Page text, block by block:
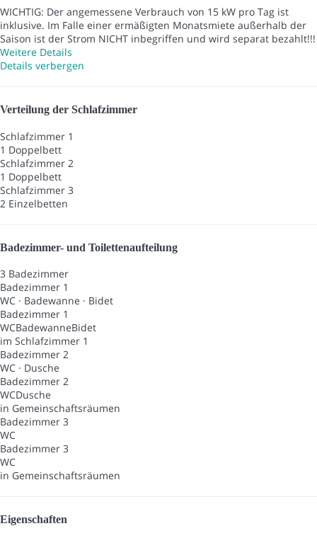
WICHTIG: Der angemessene Verbrauch von 15 kW pro Tag ist
inklusive. Im Falle einer ermäßigten Monatsmiete außerhalb der
Saison ist der Strom NICHT inbegriffen und wird separat bezahlt!!!
Weitere Details
Details verbergen
Verteilung der Schlafzimmer
Schlafzimmer 1
1 Doppelbett
Schlafzimmer 2
1 Doppelbett
Schlafzimmer 3
2 Einzelbetten
Badezimmer- und Toilettenaufteilung
3 Badezimmer
Badezimmer 1
WC · Badewanne · Bidet
Badezimmer 1
WCBadewanneBidet
im Schlafzimmer 1
Badezimmer 2
WC · Dusche
Badezimmer 2
WCDusche
in Gemeinschaftsräumen
Badezimmer 3
WC
Badezimmer 3
WC
in Gemeinschaftsräumen
Eigenschaften